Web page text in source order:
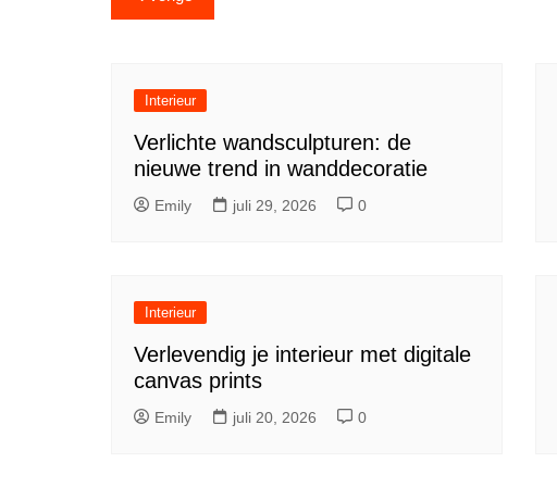
Interieur
Verlichte wandsculpturen: de
nieuwe trend in wanddecoratie
Emily juli 29, 2026 0
Interieur
Verlevendig je interieur met digitale
canvas prints
Emily juli 20, 2026 0